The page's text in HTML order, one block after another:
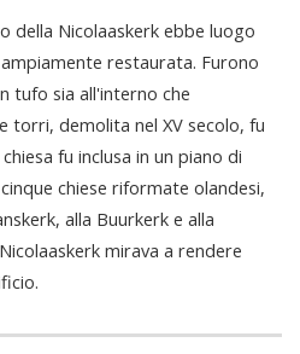
Nicolaaskerk ebbe luogo
restaurata. Furono
tufo sia all'interno che
torri, demolita nel XV secolo, fu
fu inclusa in un piano di
chiese riformate olandesi,
alla Buurkerk e alla
mirava a rendere